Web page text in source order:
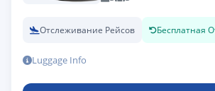
Отслеживание Рейсов Бесплатная
Luggage Info